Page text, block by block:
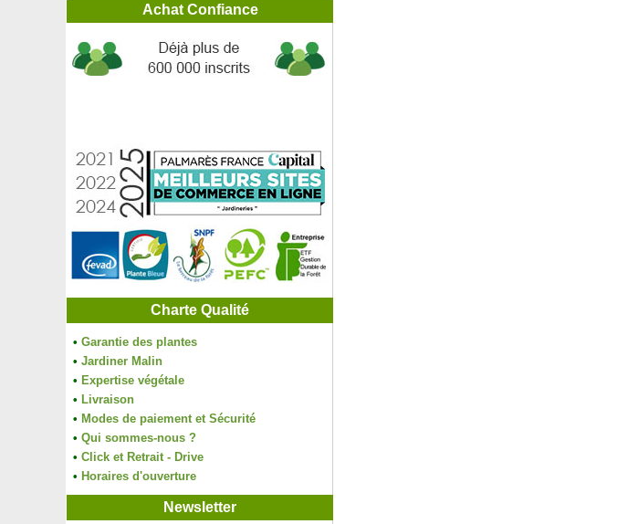
Achat Confiance
Charte Qualité
• Garantie des plantes
• Jardiner Malin
• Expertise végétale
• Livraison
• Modes de paiement et Sécurité
• Qui sommes-nous ?
• Click et Retrait - Drive
• Horaires d'ouverture
Newsletter